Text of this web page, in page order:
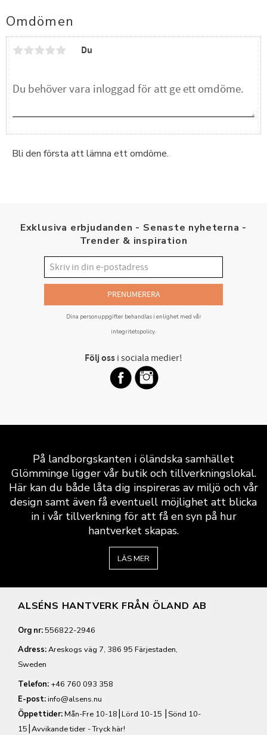
Omdömen
Du
Bli den första att lämna ett omdöme.
Exklusiva erbjudanden - Senaste nyheterna -
Trender & inspiration
PRENUMERERA
Dina personuppgifter behandlas i enlighet med vår
integritetspolicy.
Följ oss i sociala medier!
På landborgskanten i öländska samhället
Glömminge ligger vår butik och tillverkningslokal.
Här kan du både låta dig inspireras av miljö och vår
design samt även få eventuell möjlighet att blicka
in i vår tillverkning för att få en syn på hur
hantverket skapas.
LÄS MER
ALSÉNS HANTVERK FRÅN ÖLAND AB
Org nr:556822-2946
Adress:Areskogs väg 7, 386 95 Färjestaden,
Sweden
Telefon: +46 760 093 358
E-post:info@alsens.nu
Öppettider:Mån-Fre 10-18⎮Lörd 10-15 ⎮Sönd 10-
15⎮ Avvikande tider - Tryck här!